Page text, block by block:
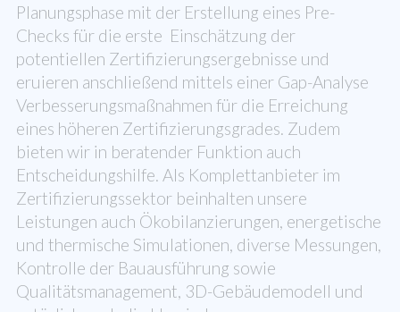
Planungsphase mit der Erstellung eines Pre-
Checks für die erste Einschätzung der
potentiellen Zertifizierungsergebnisse und
eruieren anschließend mittels einer Gap-Analyse
Verbesserungsmaßnahmen für die Erreichung
eines höheren Zertifizierungsgrades. Zudem
bieten wir in beratender Funktion auch
Entscheidungshilfe. Als Komplettanbieter im
Zertifizierungssektor beinhalten unsere
Leistungen auch Ökobilanzierungen, energetische
und thermische Simulationen, diverse Messungen,
Kontrolle der Bauausführung sowie
Qualitätsmanagement, 3D-Gebäudemodell und